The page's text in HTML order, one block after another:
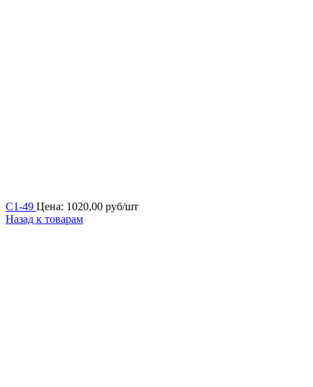
С1-49 Цена: 1020,00 руб/шт
Назад к товарам